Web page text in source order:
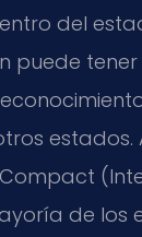
del
puede tener
estados.
Compact
de los